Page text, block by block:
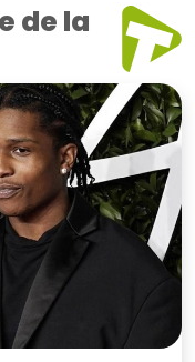
de la